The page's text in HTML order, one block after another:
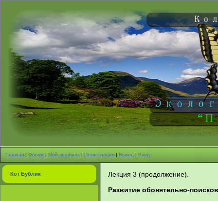
Главная | Форум | Мой профиль | Регистрация | Выход | Вход
Кот Бублик
Лекция 3 (продолжение).
Развитие обонятельно-